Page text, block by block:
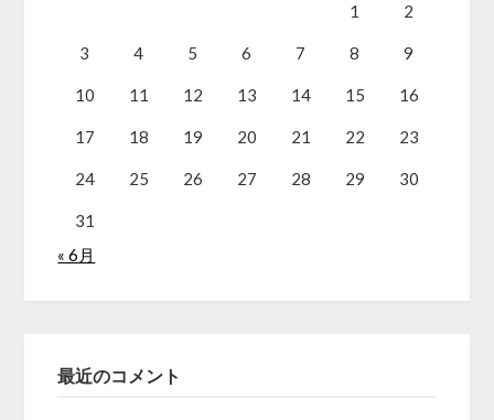
1
2
3 4 5 6 7 8 9
10 11 12 13 14 15 16
17 18 19 20 21 22 23
24 25 26 27 28 29 30
31
« 6月
最近のコメント